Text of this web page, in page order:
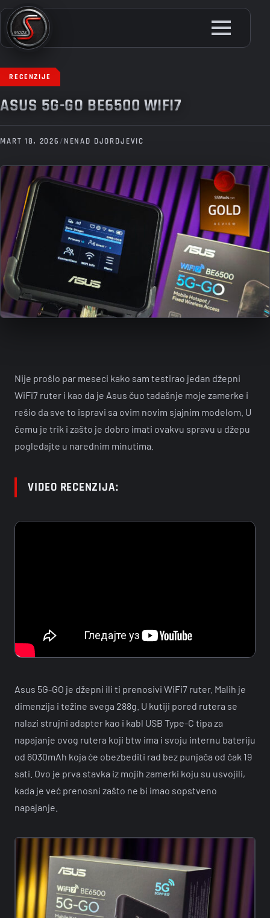
Skip
to
main
RECENZIJE
ASUS 5G-GO BE6500 WIFI7
MART 18, 2026 /NENAD DJORDJEVIC
Nije prošlo par meseci kako sam testirao jedan džepni
WiFi7 ruter i kao da je Asus čuo tadašnje moje zamerke i
rešio da sve to ispravi sa ovim novim sjajnim modelom. U
čemu je trik i zašto je dobro imati ovakvu spravu u džepu
pogledajte u narednim minutima.
VIDEO RECENZIJA:
Asus 5G-GO je džepni ili ti prenosivi WiFi7 ruter. Malih je
dimenzija i težine svega 288g. U kutiji pored rutera se
nalazi strujni adapter kao i kabl USB Type-C tipa za
napajanje ovog rutera koji btw ima i svoju internu bateriju
od 6030mAh koja će obezbediti rad bez punjača od čak 19
sati. Ovo je prva stavka iz mojih zamerki koju su usvojili,
kada je već prenosni zašto ne bi imao sopstveno
napajanje.